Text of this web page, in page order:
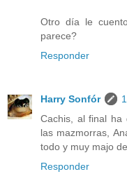
Otro día le
parece?
Responder
Harry Sonfór
Cachis, al final ha
las mazmorras,
todo y muy majo
Responder